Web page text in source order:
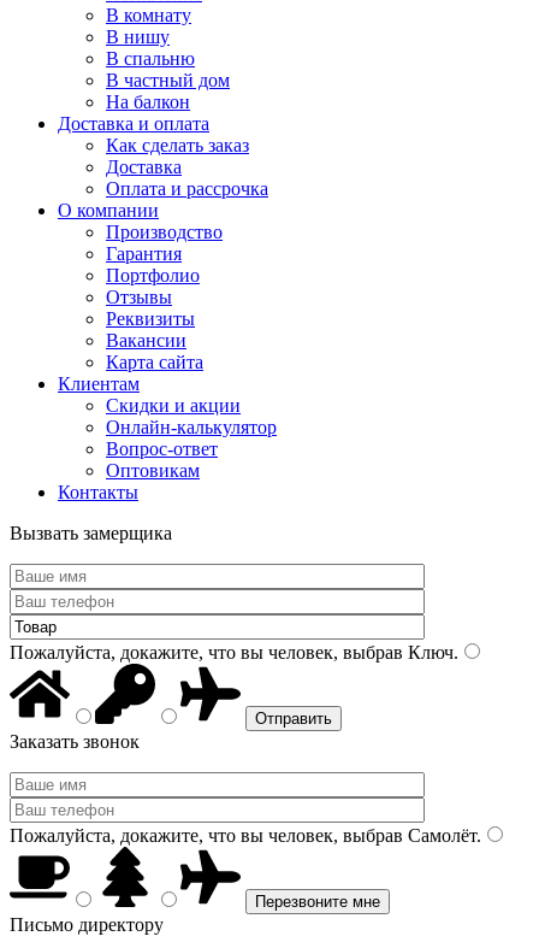
В комнату
В нишу
В спальню
В частный дом
На балкон
Доставка и оплата
Как сделать заказ
Доставка
Оплата и рассрочка
О компании
Производство
Гарантия
Портфолио
Отзывы
Реквизиты
Вакансии
Карта сайта
Клиентам
Скидки и акции
Онлайн-калькулятор
Вопрос-ответ
Оптовикам
Контакты
Вызвать замерщика
Пожалуйста, докажите, что вы человек, выбрав Ключ.
Заказать звонок
Пожалуйста, докажите, что вы человек, выбрав Самолёт.
Письмо директору